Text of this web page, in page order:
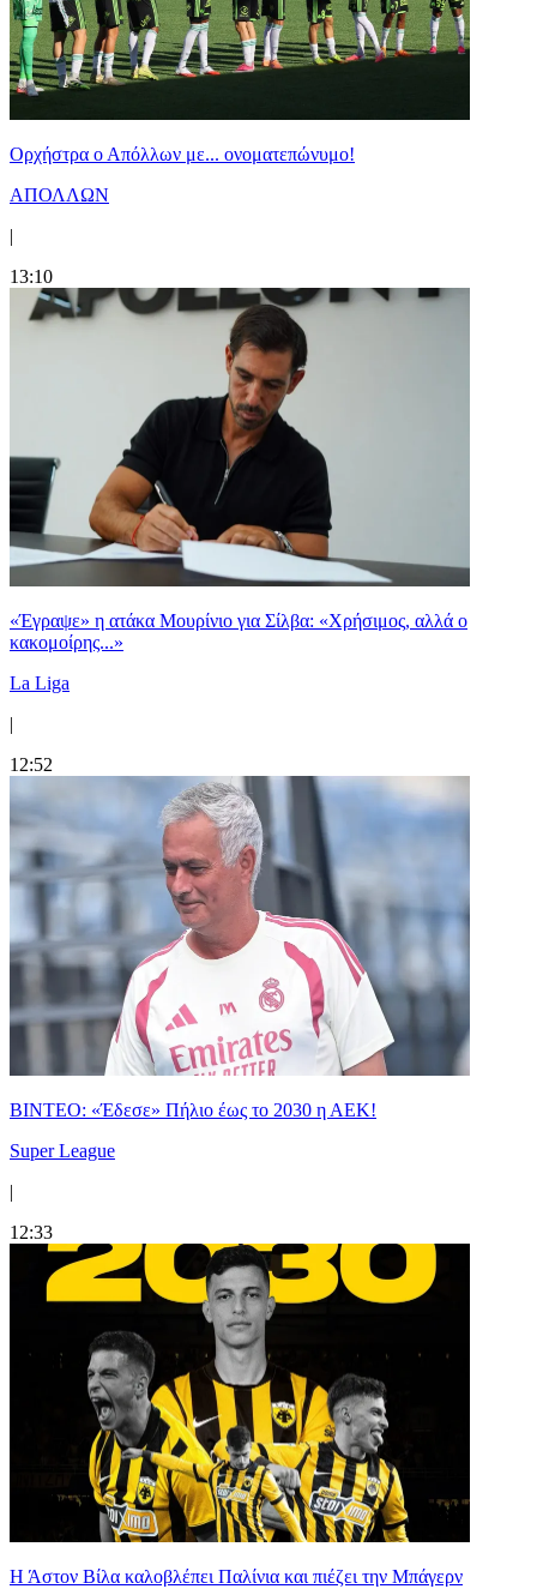
Ορχήστρα o Aπόλλων με... ονοματεπώνυμο!
ΑΠΟΛΛΩΝ
|
13:10
«Έγραψε» η ατάκα Μουρίνιο για Σίλβα: «Χρήσιμος, αλλά ο
κακομοίρης...»
La Liga
|
12:52
ΒΙΝΤΕΟ: «Έδεσε» Πήλιο έως το 2030 η ΑΕΚ!
Super League
|
12:33
Η Άστον Βίλα καλοβλέπει Παλίνια και πιέζει την Μπάγερν